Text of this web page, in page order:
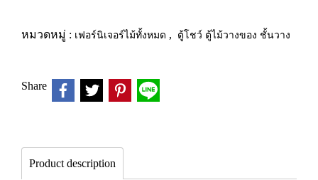
หมวดหมู่ : เฟอร์นิเจอร์ไม้ทั้งหมด , ตู้โชว์ ตู้ไม้วางของ ชั้นวาง
Share
Product description